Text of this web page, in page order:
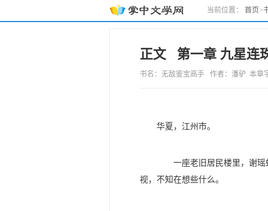
当前位置： 首页>
正文 第一章 九星连
书名：无敌鉴宝高手 作者：潘驴 本章
华夏，江州市。
一座老旧居民楼里，谢瑶
视，不知在想些什么。